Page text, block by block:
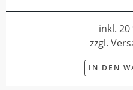
inkl. 20
zzgl.
IN DEN